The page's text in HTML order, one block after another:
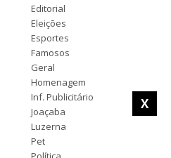
X
Editorial
Eleições
Esportes
Famosos
Geral
Homenagem
Inf. Publicitário
Joaçaba
Luzerna
Pet